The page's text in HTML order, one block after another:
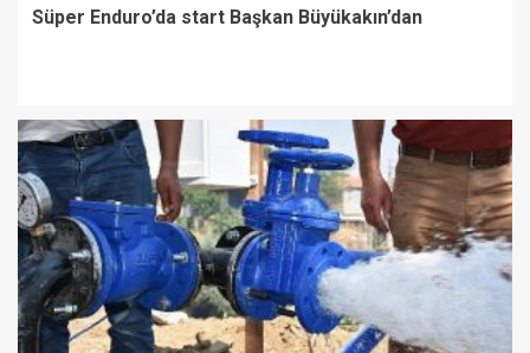
Süper Enduro’da start Başkan Büyükakın’dan